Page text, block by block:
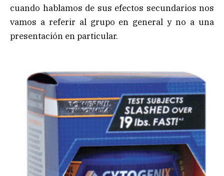
cuando hablamos de sus efectos secundarios nos
vamos a referir al grupo en general y no a una
presentación en particular.